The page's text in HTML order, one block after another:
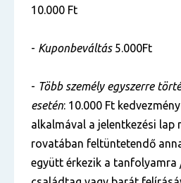
10.000 Ft
- Kuponbeváltás5.000Ft
- Több személy egyszerre
esetén: 10.000 Ft
alkalmával a jelentkezési lap
rovatában feltüntetendő
együtt érkezik a tanfolyamra